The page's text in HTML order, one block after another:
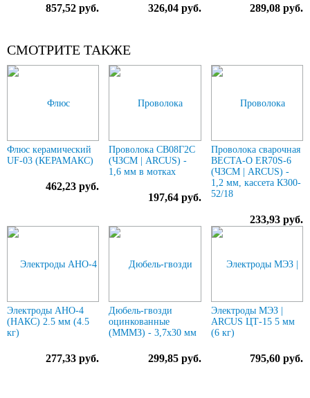
857,52 руб. 326,04 руб. 289,08 руб.
СМОТРИТЕ ТАКЖЕ
Флюс керамический
UF-03 (КЕРАМАКС)
462,23 руб.
Проволока СВ08Г2С
(ЧЗСМ | ARCUS) -
1,6 мм в мотках
197,64 руб.
Проволока сварочная
ВЕСТА-О ER70S-6
(ЧЗСМ | ARCUS) -
1,2 мм, кассета К300-
52/18
233,93 руб.
Электроды АНО-4
(НАКС) 2.5 мм (4.5
кг)
277,33 руб.
Дюбель-гвозди
оцинкованные
(МММЗ) - 3,7х30 мм
299,85 руб.
Электроды МЭЗ |
ARCUS ЦТ-15 5 мм
(6 кг)
795,60 руб.